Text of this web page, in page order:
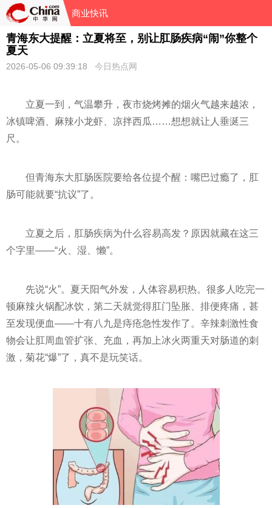
商业快讯
青海东大提醒：立夏将至，别让肛肠疾病“闹”你整个
夏天
2026-05-06 09:39:18 今日热点网
立夏一到，气温攀升，夜市烧烤摊的烟火气越来越浓，
冰镇啤酒、麻辣小龙虾、凉拌西瓜……想想就让人垂涎三
尺。
但青海东大肛肠医院要给各位提个醒：嘴巴过瘾了，肛
肠可能就要“抗议”了。
立夏之后，肛肠疾病为什么容易高发？原因就藏在这三
个字里——“火、湿、懒”。
先说“火”。夏天阳气外发，人体容易积热。很多人吃完一
顿麻辣火锅配冰饮，第二天就觉得肛门坠胀、排便疼痛，甚
至发现便血——十有八九是痔疮急性发作了。辛辣刺激性食
物会让肛周血管扩张、充血，再加上冰火两重天对肠道的刺
激，菊花“爆”了，真不是玩笑话。